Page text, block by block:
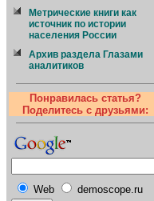
Метрические книги как
источник по истории
населения России
Архив раздела Глазами
аналитиков
Понравилась статья?
Поделитесь с друзьями:
Web demoscope.ru